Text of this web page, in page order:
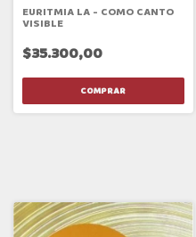
EURITMIA LA - COMO CANTO
VISIBLE
$35.300,00